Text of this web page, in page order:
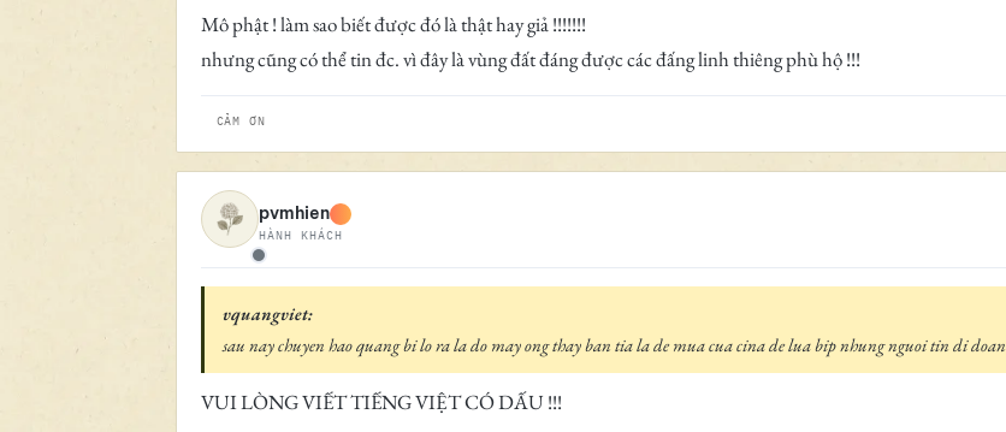
Mô phật ! làm sao biết được đó là thật hay giả !!!!!!!
nhưng cũng có thể tin đc. vì đây là vùng đất đáng được các đấng linh thiêng phù hộ !!!
CẢM ƠN
Ngoại tuyến
pvmhien
HÀNH KHÁCH
vquangviet:
sau nay chuyen hao quang bi lo ra la do may ong thay ban tia la de mua cua cina de lua bip nhung nguoi tin di doan
VUI LÒNG VIẾT TIẾNG VIỆT CÓ DẤU !!!